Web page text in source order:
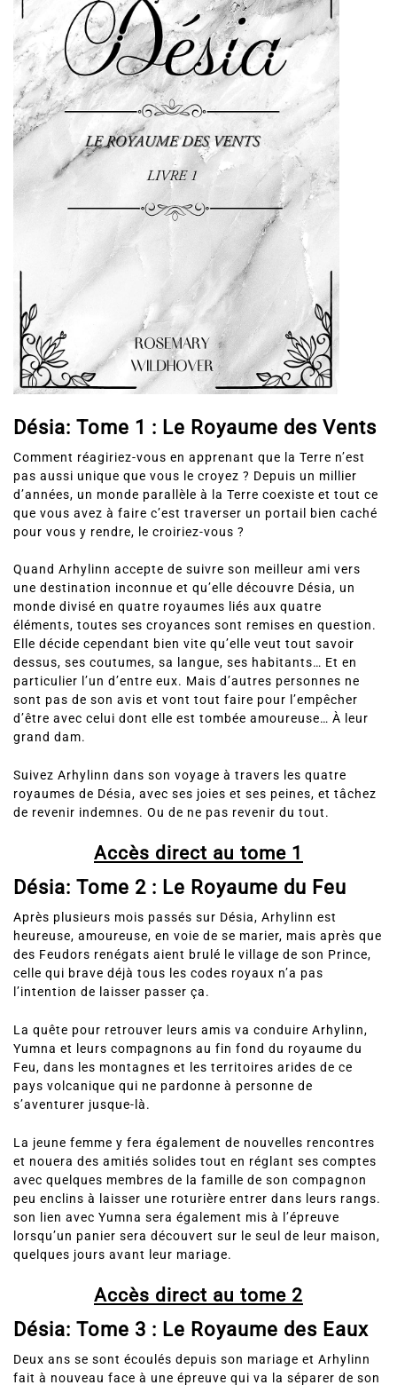
Désia: Tome 1 : Le Royaume des Vents
Comment réagiriez-vous en apprenant que la Terre n’est
pas aussi unique que vous le croyez ? Depuis un millier
d’années, un monde parallèle à la Terre coexiste et tout ce
que vous avez à faire c’est traverser un portail bien caché
pour vous y rendre, le croiriez-vous ?
Quand Arhylinn accepte de suivre son meilleur ami vers
une destination inconnue et qu’elle découvre Désia, un
monde divisé en quatre royaumes liés aux quatre
éléments, toutes ses croyances sont remises en question.
Elle décide cependant bien vite qu’elle veut tout savoir
dessus, ses coutumes, sa langue, ses habitants… Et en
particulier l’un d’entre eux. Mais d’autres personnes ne
sont pas de son avis et vont tout faire pour l’empêcher
d’être avec celui dont elle est tombée amoureuse… À leur
grand dam.
Suivez Arhylinn dans son voyage à travers les quatre
royaumes de Désia, avec ses joies et ses peines, et tâchez
de revenir indemnes. Ou de ne pas revenir du tout.
Accès direct au tome 1
Désia: Tome 2 : Le Royaume du Feu
Après plusieurs mois passés sur Désia, Arhylinn est
heureuse, amoureuse, en voie de se marier, mais après que
des Feudors renégats aient brulé le village de son Prince,
celle qui brave déjà tous les codes royaux n’a pas
l’intention de laisser passer ça.
La quête pour retrouver leurs amis va conduire Arhylinn,
Yumna et leurs compagnons au fin fond du royaume du
Feu, dans les montagnes et les territoires arides de ce
pays volcanique qui ne pardonne à personne de
s’aventurer jusque-là.
La jeune femme y fera également de nouvelles rencontres
et nouera des amitiés solides tout en réglant ses comptes
avec quelques membres de la famille de son compagnon
peu enclins à laisser une roturière entrer dans leurs rangs.
son lien avec Yumna sera également mis à l’épreuve
lorsqu’un panier sera découvert sur le seul de leur maison,
quelques jours avant leur mariage.
Accès direct au tome 2
Désia: Tome 3 : Le Royaume des Eaux
Deux ans se sont écoulés depuis son mariage et Arhylinn
fait à nouveau face à une épreuve qui va la séparer de son